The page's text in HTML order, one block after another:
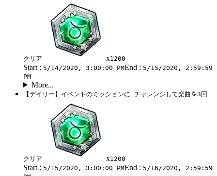
クリア x1200
Start : 5/14/2020, 3:00:00 PMEnd : 5/15/2020, 2:59:59
PM
More...
【デイリー】イベントのミッションに チャレンジして楽曲を3回
クリア x1200
Start : 5/15/2020, 3:00:00 PMEnd : 5/16/2020, 2:59:59